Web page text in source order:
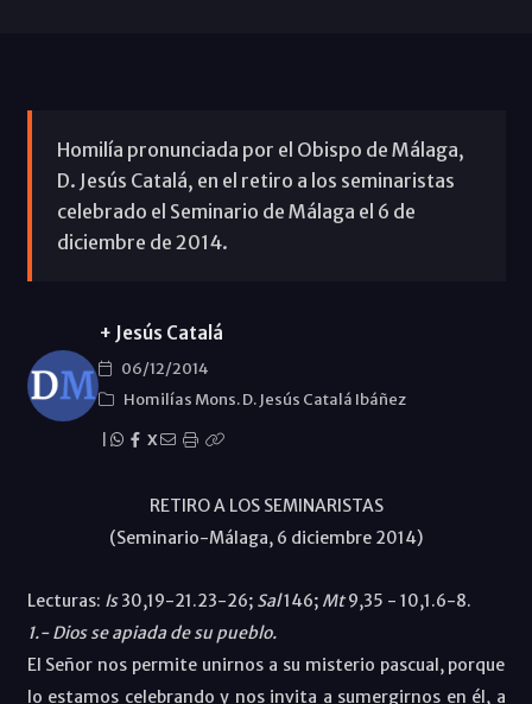
Homilía pronunciada por el Obispo de Málaga,
D. Jesús Catalá, en el retiro a los seminaristas
celebrado el Seminario de Málaga el 6 de
diciembre de 2014.
+ Jesús Catalá
06/12/2014
Homilías Mons. D. Jesús Catalá Ibáñez
X
RETIRO A LOS SEMINARISTAS
(Seminario-Málaga, 6 diciembre 2014)
Lecturas: Is30,19-21.23-26; Sal146; Mt9,35 - 10,1.6-8.
1.- Dios se apiada de su pueblo.
El Señor nos permite unirnos a su misterio pascual, porque
lo estamos celebrando y nos invita a sumergirnos en él, a